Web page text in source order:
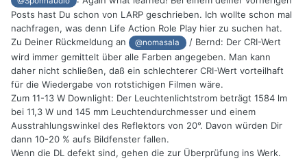
Posts hast Du schon von LARP geschrieben. Ich wollte schon mal
nachfragen, was denn Life Action Role Play hier zu suchen hat.
Zu Deiner Rückmeldung an
@nomasala
/ Bernd: Der CRI-Wert
wird immer gemittelt über alle Farben angegeben. Man kann
daher nicht schließen, daß ein schlechterer CRI-Wert vorteilhaft
für die Wiedergabe von rotstichigen Filmen wäre.
Zum 11-13 W Downlight: Der Leuchtenlichtstrom beträgt 1584 lm
bei 11,3 W und 145 mm Leuchtendurchmesser und einem
Ausstrahlungswinkel des Reflektors von 20°. Davon würden Dir
dann 10-20 % aufs Bildfenster fallen.
Wenn die DL defekt sind, gehen die zur Überprüfung ins Werk.